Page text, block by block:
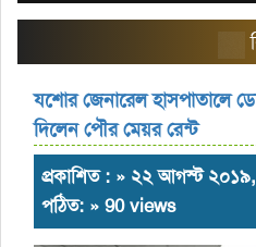
যশোর জেনারেল হাসপাতালে
দিলেন পৌর মেয়র রেন্ট
প্রকাশিত : » ২২ আগস্ট ২০১৯,
পঠিত: » 90 views